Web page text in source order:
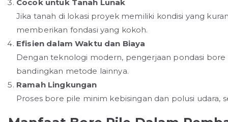
Cocok untuk Tanah Lunak
Jika tanah di lokasi proyek memiliki kondisi yang
memberikan fondasi yang kokoh.
Efisien dalam Waktu dan Biaya
Dengan teknologi modern, pengerjaan pondasi
bandingkan metode lainnya.
Ramah Lingkungan
Proses bore pile minim kebisingan dan polusi udara,